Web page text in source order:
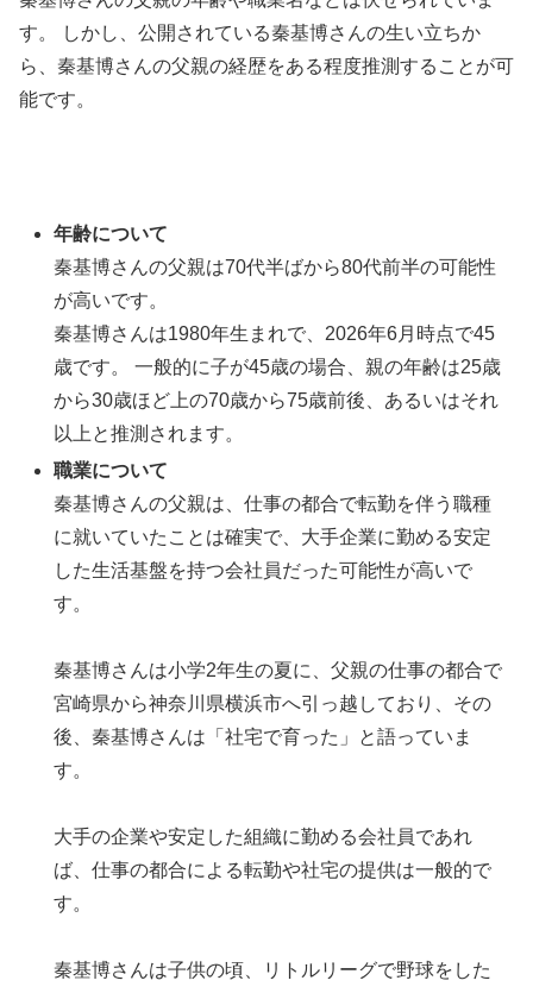
す。 しかし、公開されている秦基博さんの生い立ちか
ら、秦基博さんの父親の経歴をある程度推測することが可
能です。
年齢について
秦基博さんの父親は70代半ばから80代前半の可能性
が高いです。
秦基博さんは1980年生まれで、2026年6月時点で45
歳です。 一般的に子が45歳の場合、親の年齢は25歳
から30歳ほど上の70歳から75歳前後、あるいはそれ
以上と推測されます。
職業について
秦基博さんの父親は、仕事の都合で転勤を伴う職種
に就いていたことは確実で、大手企業に勤める安定
した生活基盤を持つ会社員だった可能性が高いで
す。
秦基博さんは小学2年生の夏に、父親の仕事の都合で
宮崎県から神奈川県横浜市へ引っ越しており、その
後、秦基博さんは「社宅で育った」と語っていま
す。
大手の企業や安定した組織に勤める会社員であれ
ば、仕事の都合による転勤や社宅の提供は一般的で
す。
秦基博さんは子供の頃、リトルリーグで野球をした